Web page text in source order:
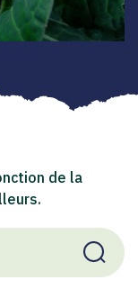
de la